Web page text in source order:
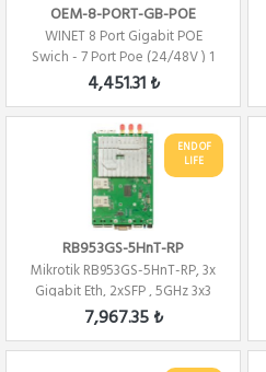
OEM-8-PORT-GB-POE
WINET 8 Port Gigabit POE
Swich - 7 Port Poe (24/48V ) 1
Port Uplink
4,451.31 ₺
END OF
LIFE
RB953GS-5HnT-RP
Mikrotik RB953GS-5HnT-RP, 3x
Gigabit Eth, 2xSFP , 5GHz 3x3
MIMO,3x...
7,967.35 ₺